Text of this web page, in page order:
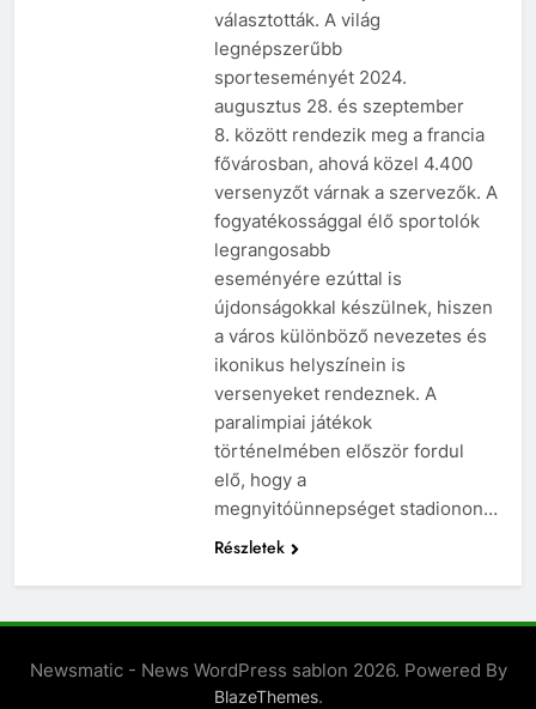
választották. A világ
legnépszerűbb
sporteseményét 2024.
augusztus 28. és szeptember
8. között rendezik meg a francia
fővárosban, ahová közel 4.400
versenyzőt várnak a szervezők. A
fogyatékossággal élő sportolók
legrangosabb
eseményére ezúttal is
újdonságokkal készülnek, hiszen
a város különböző nevezetes és
ikonikus helyszínein is
versenyeket rendeznek. A
paralimpiai játékok
történelmében először fordul
elő, hogy a
megnyitóünnepséget stadionon…
Részletek
Newsmatic - News WordPress sablon 2026. Powered By
BlazeThemes.